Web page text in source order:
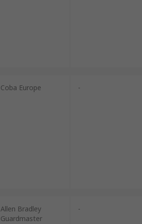
Coba Europe -
Allen Bradley
Guardmaster
-